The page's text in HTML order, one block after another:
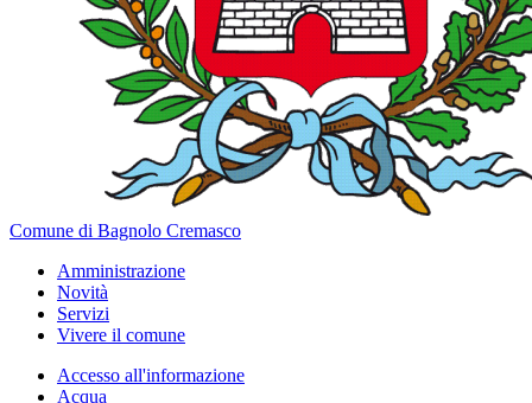
Comune di Bagnolo Cremasco
Amministrazione
Novità
Servizi
Vivere il comune
Accesso all'informazione
Acqua